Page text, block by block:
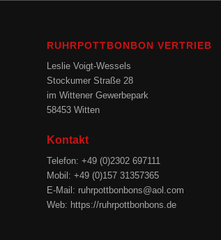
RUHRPOTTBONBON VERTRIEB
Leslie Voigt-Wessels
Stockumer Straße 28
im Wittener Gewerbepark
58453 Witten
Kontakt
Telefon: +49 (0)2302 697111
Mobil: +49 (0)157 31357365
E-Mail: ruhrpottbonbons@aol.com
Web: https://ruhrpottbonbons.de